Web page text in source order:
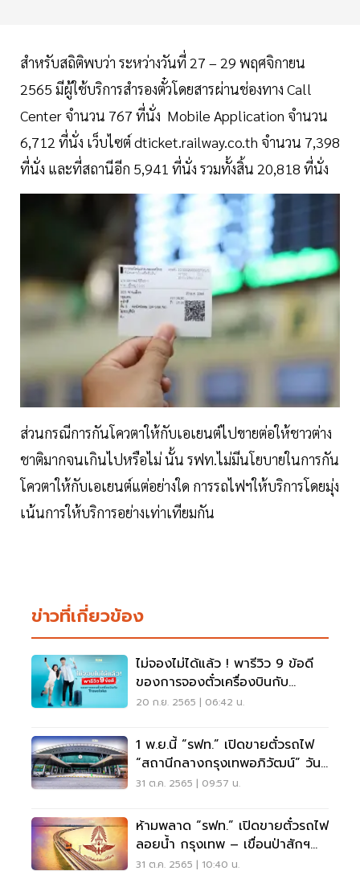
สำหรับสถิติพบว่า ระหว่างวันที่ 27 – 29 พฤศจิกายน
2565 มีผู้ใช้บริการสำรองตั๋วโดยสารผ่านช่องทาง Call
Center จำนวน 767 ที่นั่ง Mobile Application จำนวน
6,712 ที่นั่ง เว็บไซต์ dticket.railway.co.th จำนวน 7,398
ที่นั่ง และที่สถานีอีก 5,941 ที่นั่ง รวมทั้งสิ้น 20,818 ที่นั่ง
ส่วนกรณีการกันโควตาให้กับเอเยนต์ไปขายต่อให้ชาวต่าง
ชาติมากจนเกินไปหรือไม่ นั้น รฟท.ไม่มีนโยบายในการกัน
โควตาให้กับเอเยนต์แต่อย่างใด การรถไฟฯให้บริการโดยมุ่ง
เน้นการให้บริการอย่างเท่าเทียมกัน
ข่าวที่เกี่ยวข้อง
ไม่จองไม่ได้แล้ว ! พารีวิว 9 ข้อดี
ของการจองตั๋วเครื่องบินกับ
Traveloka
20 ก.ย. 2565 | 06:42 น.
1 พ.ย.นี้ “รฟท.” เปิดขายตั๋วรถไฟ
“สถานีกลางกรุงเทพอภิวัฒน์” วัน
แรก
31 ต.ค. 2565 | 09:57 น.
ห้ามพลาด “รฟท.” เปิดขายตั๋วรถไฟ
ลอยน้ำ กรุงเทพ – เขื่อนป่าสักฯ
เริ่ม 1 พ.ย.นี้
31 ต.ค. 2565 | 10:40 น.